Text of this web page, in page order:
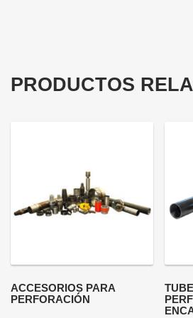
PRODUCTOS
ACCESORIOS PARA
PERFORACIÓN